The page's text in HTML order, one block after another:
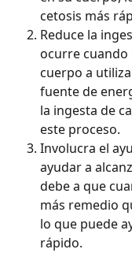
cetosis más
Reduce la
ocurre cuando
cuerpo a
fuente de
la ingesta de
este proceso.
Involucra el
ayudar a
debe a que
más remedio
lo que puede
rápido.